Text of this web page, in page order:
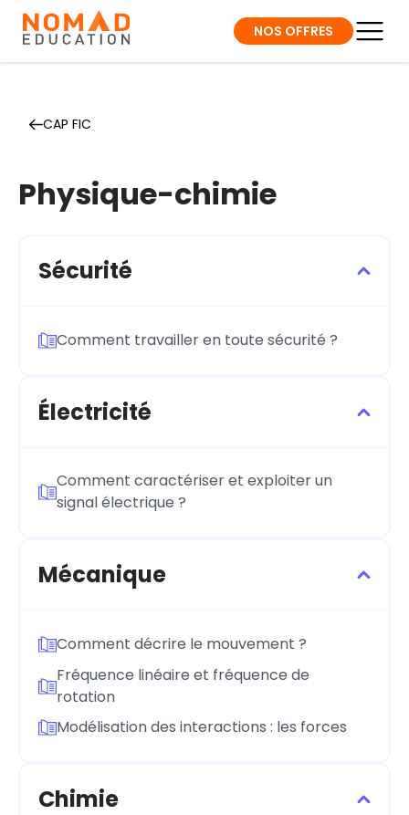
NOS OFFRES
CAP FIC
Physique-chimie
Sécurité
Comment travailler en toute sécurité ?
Électricité
Comment caractériser et exploiter un
signal électrique ?
Mécanique
Comment décrire le mouvement ?
Fréquence linéaire et fréquence de
rotation
Modélisation des interactions : les forces
Chimie